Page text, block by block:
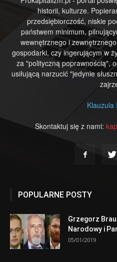
historii, kulturze.
przedsiębiorczość, niskie
państwem minimum,
wewnętrznego i
gospodarki, czy ingerującym w
za "polityczną poprawnością",
usiłującą narzucić "jedynie
Klauzula
Skontaktuj się z nami:
POPULARNE POSTY
Grzegorz
Narodowy i
05/01/2019